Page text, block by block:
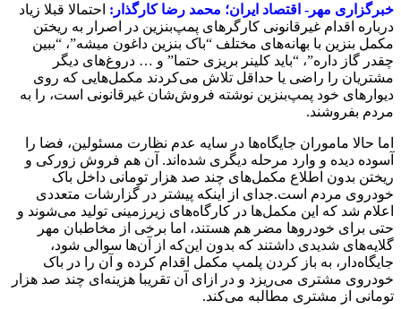
خبرگزاری مهر- اقتصاد ایران؛ محمد رضا کارگذار: احتمالا قبلا زیاد
درباره اقدام غیرقانونی کارگرهای پمپ‌بنزین در اصرار به ریختن
مکمل‌ بنزین با بهانه‌های مختلف “باک بنزین داغون میشه”، “ببین
چقدر گاز داره”، “باید کلینر بریزی حتما” و … دروغ‌های دیگر
مشتریان را راضی یا حداقل تلاش می‌کردند مکمل‌هایی که روی
دیوارهای خود پمپ‌بنزین نوشته فروش‌شان غیرقانونی است، را به
مردم بفروشند.
اما حالا ماموران جایگاه‌ها در سایه عدم نظارت مسئولین، فضا را
آسوده دیده و وارد مرحله دیگری شده‌اند. آن هم فروش زورکی و
ریختن بدون اطلاع مکمل‌های چند صد هزار تومانی داخل باک
خودروی مردم است.جدای از اینکه پیشتر در گزارشات متعددی
اعلام شد که این مکمل‌ها در کارگاه‌های زیرزمینی تولید می‌شوند و
حتی برای خودروها مضر هم هستند، اما برخی از مخاطبان مهر
گلایه‌های شدیدی داشتند که بدون این‌که از آن‌ها سوالی شود،
جایگاه‌دار، به باز کردن پلمپ مکمل اقدام کرده و آن را در باک
خودروی مشتری می‌ریزد و در ازای آن تقریبا هزینه‌ای چند صد هزار
تومانی از مشتری مطالبه می‌کند.